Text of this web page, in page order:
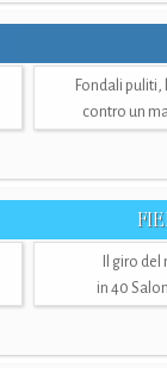
Fondali puliti,
contro un
Il giro
in 40